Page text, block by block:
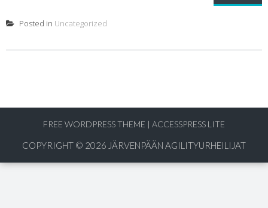
Posted in Uncategorized
FREE WORDPRESS THEME | ACCESSPRESS LITE
COPYRIGHT © 2026 JÄRVENPÄÄN AGILITYURHEILIJAT